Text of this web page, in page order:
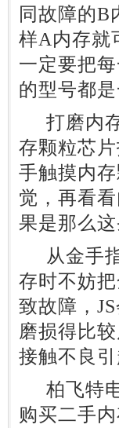
同故障的B
样A内存就
一定要把
的型号都是
打磨内存
存颗粒芯
手触摸内
觉，再看
果是那么
从金手指
存时不妨
致故障，
磨损得比
接触不良
柏飞特电
购买二手